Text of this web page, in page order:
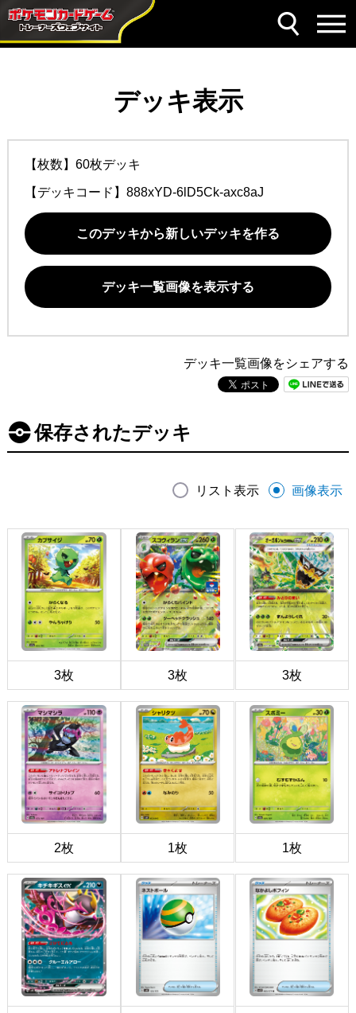
デッキ表示
【枚数】60枚デッキ
【デッキコード】 888xYD-6lD5Ck-axc8aJ
このデッキから新しいデッキを作る
デッキ一覧画像を表示する
デッキ一覧画像をシェアする
保存されたデッキ
リスト表示 画像表示
3枚 3枚 3枚
2枚 1枚 1枚